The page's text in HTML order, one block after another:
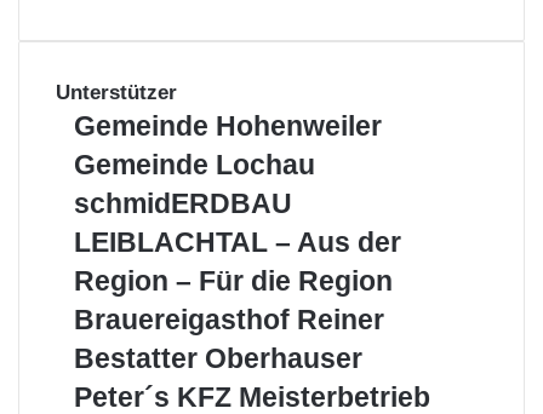
Unterstützer
Gemeinde
Gemeinde Hohenweiler
Gemeinde
Gemeinde Lochau
schmidERDBAU
–
Aus
Region
–
Für
die
schmidERDBAU
LEIBLACHTAL – Aus der
Region – Für die Region
Brauereigasthof
Brauereigasthof Reiner
Bestatter
Bestatter Oberhauser
Peter
Peter´s KFZ Meisterbetrieb